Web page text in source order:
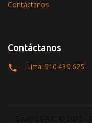
Contáctanos
Contáctanos
Lima: 910 439 625